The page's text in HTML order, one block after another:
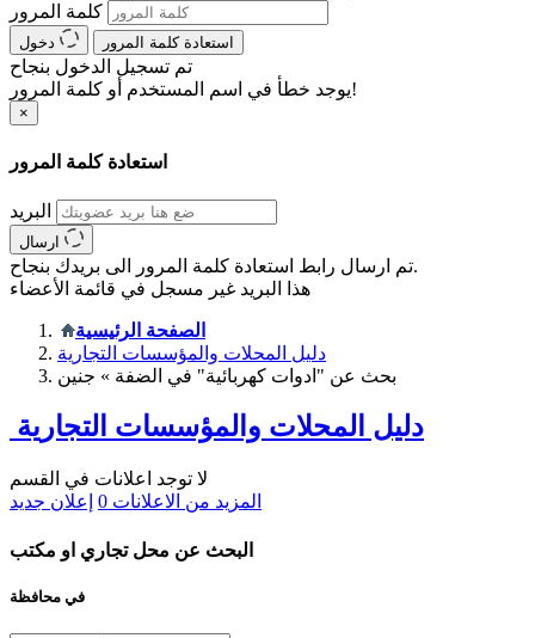
كلمة المرور
استعادة كلمة المرور
تم تسجيل الدخول بنجاح
يوجد خطأ في اسم المستخدم أو كلمة المرور!
×
استعادة كلمة المرور
البريد
تم ارسال رابط استعادة كلمة المرور الى بريدك بنجاح.
هذا البريد غير مسجل في قائمة الأعضاء
الصفحة الرئيسية
دليل المحلات والمؤسسات التجارية
بحث عن "ادوات كهربائية" في الضفة » جنين
دليل المحلات والمؤسسات التجارية
لا توجد اعلانات في القسم
المزيد من الاعلانات 0 إعلان جديد
البحث عن محل تجاري او مكتب
في محافظة